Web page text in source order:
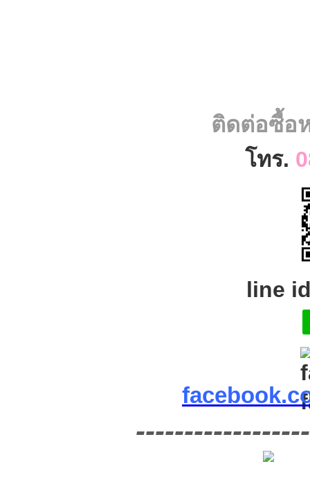
ติดต่อซื้อ
โทร.
line